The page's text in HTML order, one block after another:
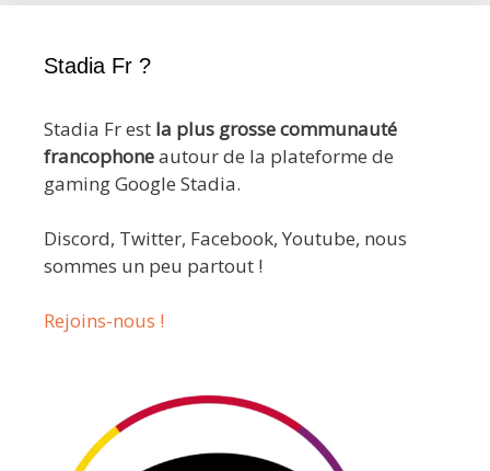
Stadia Fr ?
Stadia Fr est la plus grosse communauté
francophoneautour de la plateforme de
gaming Google Stadia.
Discord, Twitter, Facebook, Youtube, nous
sommes un peu partout !
Rejoins-nous !